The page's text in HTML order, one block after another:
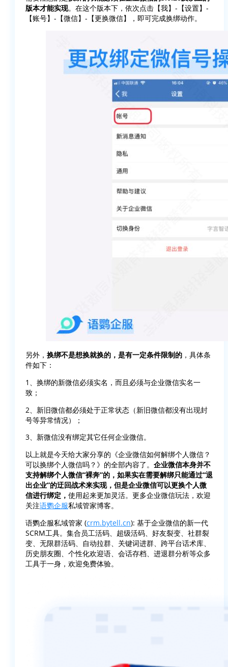
版本才能实现。在这个版本下，依次点击【我】-【设置】-
【账号】-【微信】-【更换微信】，即可完成换绑动作。
另外， 换绑不是想换就换的，是有一定条件限制的 ，具体条
件如下：
1、换绑的新微信必须实名，而且必须与企业微信实名一
致；
2、新旧微信都必须处于正常状态（新旧微信都没有出现封
号等异常情况）；
3、新微信没有绑定其它任何企业微信。
以上就是今天给大家分享的《企业微信如何解绑个人微信？
可以换绑个人微信吗？》的全部内容了。 企业微信本身并不
支持解绑个人微信“裸奔”的，如果实在需要解绑只能通过“退
出企业”的迂回战术来实现，但是企业微信可以更换个人微
信进行绑定， 使用起来更加灵活。更多企业微信玩法，欢迎
关注语鹦企服私域管家博客。
语鹦企服私域管家 (crm.bytell.cn): 基于企业微信的新一代
SCRM工具。集合员工活码、超级活码、好友裂变、社群裂
变、无限群活码、自动拉群、关键词进群、跨平台话术库、
历史朋友圈、个性化欢迎语、会话存档、进退群分析等众多
工具于一身，欢迎免费体验。